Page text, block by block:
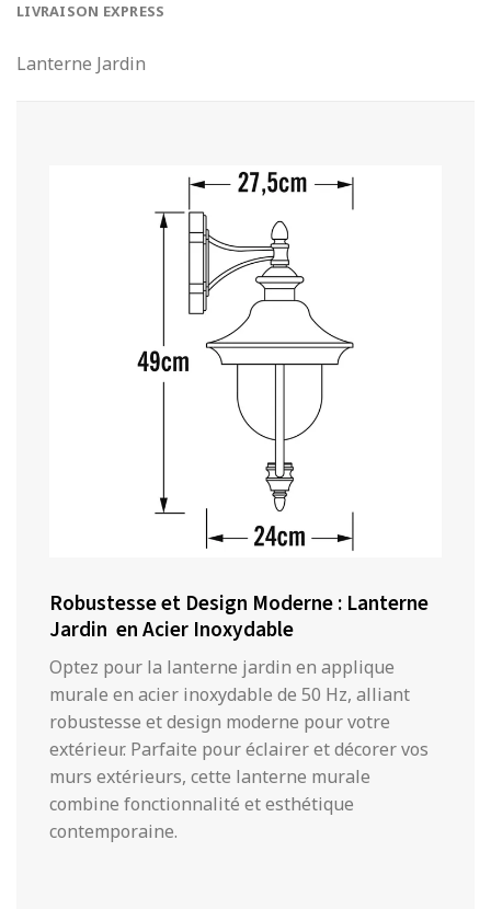
LIVRAISON EXPRESS
Lanterne Jardin
Robustesse et Design Moderne : Lanterne
Jardin en Acier Inoxydable
Optez pour la lanterne jardin en applique
murale en acier inoxydable de 50 Hz, alliant
robustesse et design moderne pour votre
extérieur. Parfaite pour éclairer et décorer vos
murs extérieurs, cette lanterne murale
combine fonctionnalité et esthétique
contemporaine.